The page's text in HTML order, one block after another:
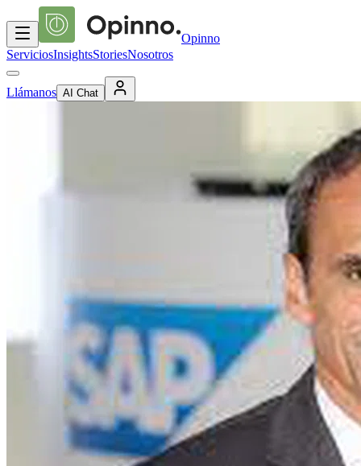
Opinno
ServiciosInsightsStoriesNosotros
Llámanos AI Chat